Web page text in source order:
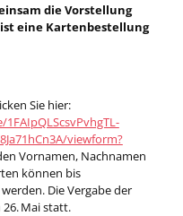
die Vorstellung
ist eine Kartenbestellung
Sie hier:
viewform?
Vornamen, Nachnamen
können bis
Die Vergabe der
Mai statt.